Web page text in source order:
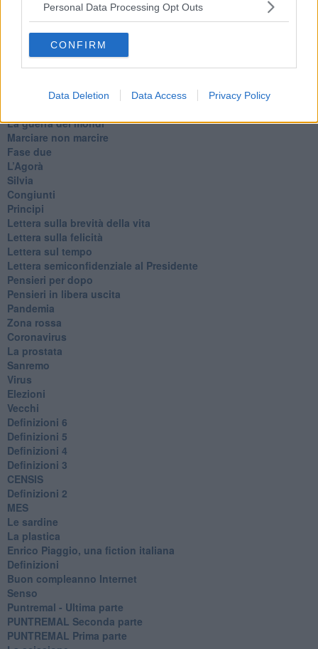
Personal Data Processing Opt Outs
CONFIRM
Data Deletion Data Access Privacy Policy
Non lo so
Destino
Valdera
Commissari
L'orso
​La guerra dei mondi
Marciare non marcire
Fase due
L’Agorà
Silvia
Congiunti
Principi
​Lettera sulla brevità della vita
​Lettera sulla felicità
​Lettera sul tempo
Lettera semiconfidenziale al Presidente
Pensieri per dopo
​Pensieri in libera uscita
Pandemia
Zona rossa
Coronavirus
La prostata
Sanremo
Virus
Elezioni
Vecchi
Definizioni 6
Definizioni 5
Definizioni 4
Definizioni 3
CENSIS
​Definizioni 2
MES
Le sardine
La plastica
​Enrico Piaggio, una fiction italiana
Definizioni
​Buon compleanno Internet
Senso
Puntremal - Ultima parte
PUNTREMAL Seconda parte
​PUNTREMAL Prima parte